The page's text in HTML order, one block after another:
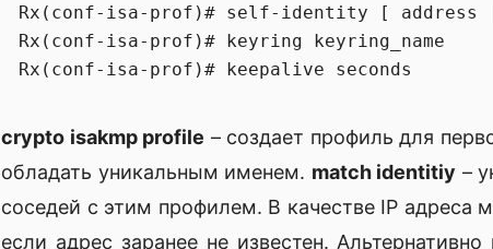
Rx(conf-isa-prof)# self-identity [ address
Rx(conf-isa-prof)# keyring keyring_name
crypto isakmp profile – создает профиль для
обладать уникальным именем. match identitiy –
соседей с этим профилем. В качестве IP
если адрес заранее не известен.